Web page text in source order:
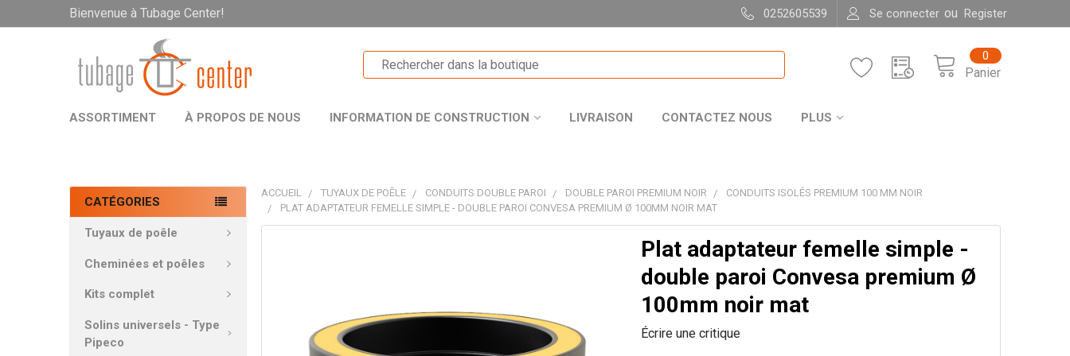
Bienvenue à Tubage Center! 0252605539 Se connecter ou Register
Panier
0
ASSORTIMENT À PROPOS DE NOUS INFORMATION DE CONSTRUCTION LIVRAISON CONTACTEZ NOUS PLUS
CATÉGORIES
Tuyaux de poêle
Cheminées et poêles
Kits complet
Solins universels - Type
Pipeco
ACCUEIL TUYAUX DE POÊLE CONDUITS DOUBLE PAROI DOUBLE PAROI PREMIUM NOIR
CONDUITS ISOLÉS PREMIUM 100 MM NOIR
PLAT ADAPTATEUR FEMELLE SIMPLE - DOUBLE PAROI CONVESA PREMIUM Ø 100MM NOIR MAT
Plat adaptateur femelle simple -
double paroi Convesa premium Ø
100mm noir mat
Écrire une critique
TOUT
SÉLECTIONNER